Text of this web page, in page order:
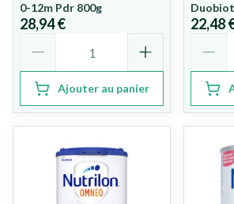
0-12m Pdr 800g
28,94 €
Ajouter au panier
22,48